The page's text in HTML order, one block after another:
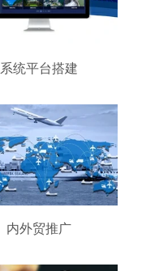
系统平台搭建
内外贸推广